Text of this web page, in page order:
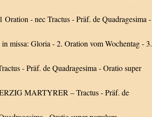
- nec Tractus - Präf. de Quadragesima -
in missa: Gloria - 2. Oration vom Wochentag - 3.
- Präf. de Quadragesima - Oratio super
MARTYRER – Tractus - Präf. de